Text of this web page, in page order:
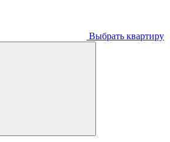
Выбрать квартиру